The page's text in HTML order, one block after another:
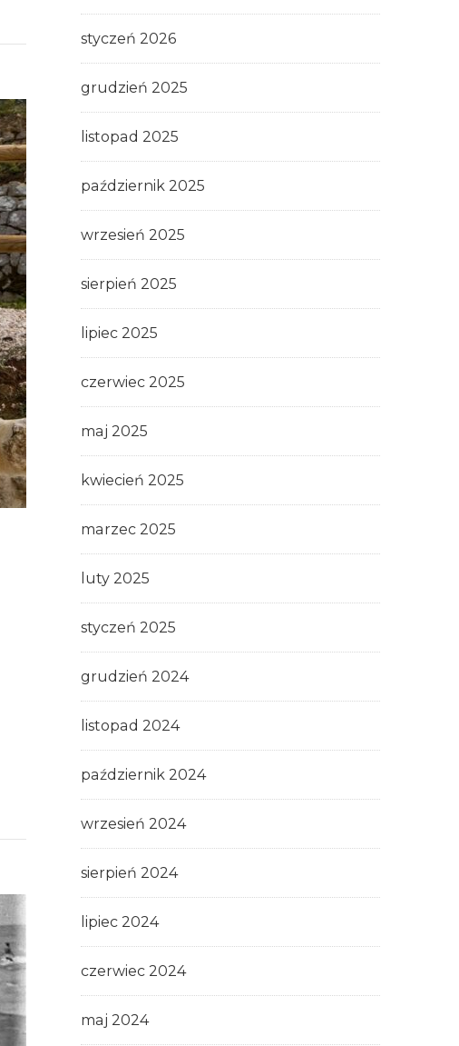
styczeń 2026
grudzień 2025
listopad 2025
październik 2025
wrzesień 2025
sierpień 2025
lipiec 2025
czerwiec 2025
maj 2025
kwiecień 2025
marzec 2025
luty 2025
styczeń 2025
grudzień 2024
listopad 2024
październik 2024
wrzesień 2024
sierpień 2024
lipiec 2024
czerwiec 2024
maj 2024